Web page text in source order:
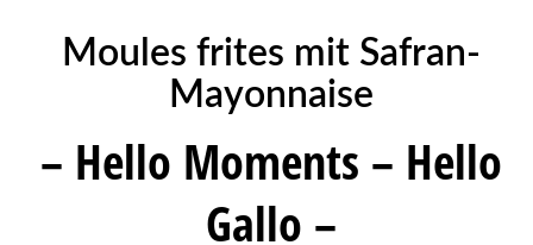
Moules frites mit Safran-
Mayonnaise
– Hello Moments – Hello
Gallo –